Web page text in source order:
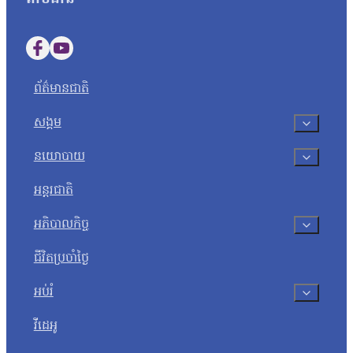
Follow us on Facebook
Follow us on YouTube
ព័ត៌មានជាតិ
សង្គម
នយោបាយ
អន្តរជាតិ
អភិបាលកិច្ច
ជីវិតប្រចាំថ្ងៃ
អប់រំ
វីដេអូ